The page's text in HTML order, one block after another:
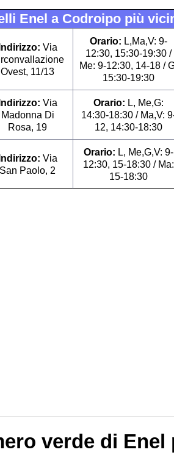
Enel a Codroipo più
Via
Ovest, 11/13
Orario: L,Ma,V: 9-
12:30, 15:30-19:30 /
Me: 9-12:30, 14-18 /
15:30-19:30
Via
Madonna Di
Rosa, 19
Orario: L, Me,G:
14:30-18:30 / Ma,V:
12, 14:30-18:30
Via
San Paolo, 2
Orario: L, Me,G,V: 9-
12:30, 15-18:30 / Ma:
15-18:30
verde di Enel